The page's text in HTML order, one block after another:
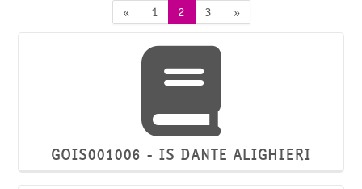
« Pagina precedente
1 Pagina 1
2Pagina 2
3Pagina 3
»Pagina successiva
GOIS001006 - IS DANTE ALIGHIERI